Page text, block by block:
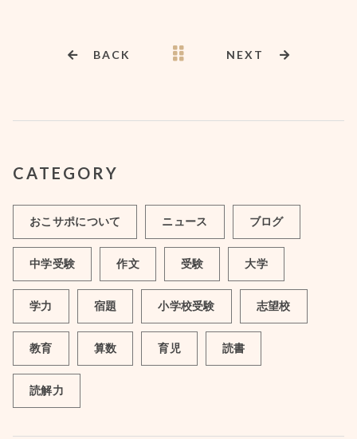
BACK NEXT
CATEGORY
おこサポについて ニュース ブログ
中学受験 作文 受験 大学
学力 宿題 小学校受験 志望校
教育 算数 育児 読書
読解力